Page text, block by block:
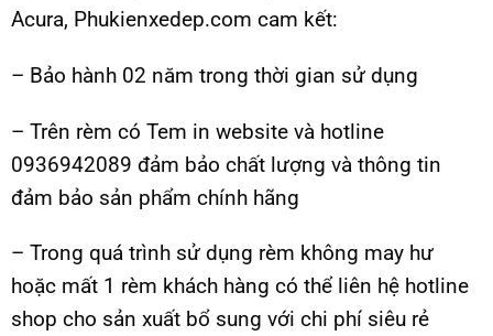
Acura, Phukienxedep.com cam kết:
– Bảo hành 02 năm trong thời gian sử dụng
– Trên rèm có Tem in website và hotline
0936942089 đảm bảo chất lượng và thông tin
đảm bảo sản phẩm chính hãng
– Trong quá trình sử dụng rèm không may hư
hoặc mất 1 rèm khách hàng có thể liên hệ hotline
shop cho sản xuất bổ sung với chi phí siêu rẻ